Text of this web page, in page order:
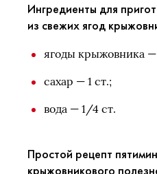
Ингредиенты для
из свежих ягод
ягоды крыжовника —
сахар — 1 ст.;
вода — 1/4 ст.
Простой рецепт
крыжовникового